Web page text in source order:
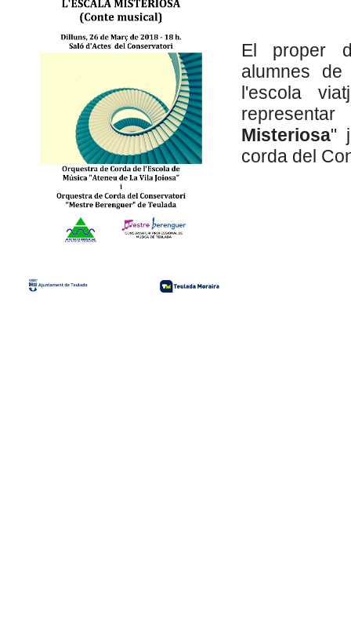
El proper
alumnes
l'escola
Misteriosa"
corda del